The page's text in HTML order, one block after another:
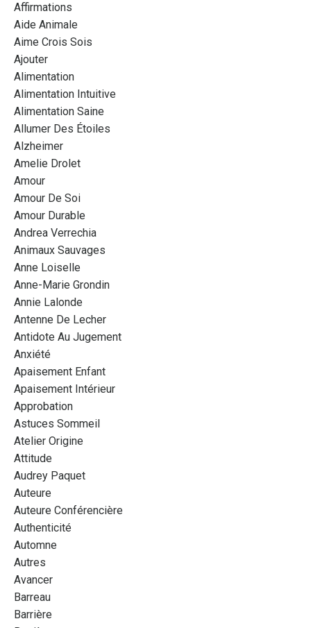
Affirmations
Aide Animale
Aime Crois Sois
Ajouter
Alimentation
Alimentation Intuitive
Alimentation Saine
Allumer Des Étoiles
Alzheimer
Amelie Drolet
Amour
Amour De Soi
Amour Durable
Andrea Verrechia
Animaux Sauvages
Anne Loiselle
Anne-Marie Grondin
Annie Lalonde
Antenne De Lecher
Antidote Au Jugement
Anxiété
Apaisement Enfant
Apaisement Intérieur
Approbation
Astuces Sommeil
Atelier Origine
Attitude
Audrey Paquet
Auteure
Auteure Conférencière
Authenticité
Automne
Autres
Avancer
Barreau
Barrière